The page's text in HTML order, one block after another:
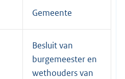
Gemeente
Besluit van
burgemeester en
wethouders van